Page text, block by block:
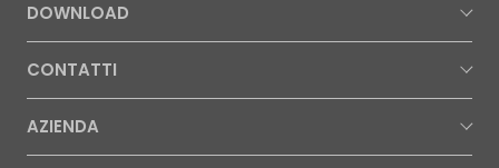
DOWNLOAD
CONTATTI
AZIENDA